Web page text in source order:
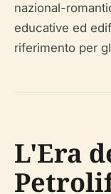
nazional-
educative ed
riferimento per
L'Era